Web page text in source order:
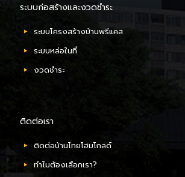
ระบบก่อสร้างและงวดชำระ
ระบบโครงสร้างบ้านพรีแคส
ระบบหล่อในที่
งวดชำระ
ติดต่อเรา
ติดต่อบ้านไทยโฮมโกลด์
ทำไมต้องเลือกเรา?